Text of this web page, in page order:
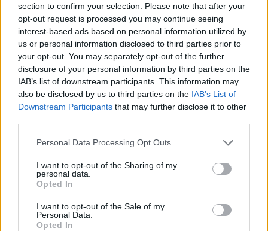
section to confirm your selection. Please note that after your
opt-out request is processed you may continue seeing
interest-based ads based on personal information utilized by
us or personal information disclosed to third parties prior to
your opt-out. You may separately opt-out of the further
disclosure of your personal information by third parties on the
IAB’s list of downstream participants. This information may
also be disclosed by us to third parties on the IAB’s List of
Downstream Participants that may further disclose it to other
Please note that this website/app uses one or more Google
not limited to your visit or usage behaviour. You may click to
grant or deny consent to Google and its third-party tags to
use your data for below specified purposes in below Google
consent section.
Personal Data Processing Opt Outs
I want to opt-out of the Sharing of my
personal data.
Opted In
I want to opt-out of the Sale of my
Personal Data.
Opted In
Ακούστε ο ένας τον άλλον
Η καλή επικοινωνία δεν ξεκινά και τελειώνει με το
πόσο καλά εκφράζετε τα συναισθήματά σας στον
σύντροφό σας. Πηγαίνει πέρα από αυτό. Θεωρείτε
τον εαυτό σας καλό ακροατή; Εάν όχι, έχετε ακόμα
να σας πει. Δώστε του χρόνο να μιλήσει και
ακούστε τον προσεκτικά ώστε να κατανοήσετε τον
τρόπο που εκφράζεται. Εάν δεν γνωρίζετε τι θέλει ο
σύντροφός σας, το οποίο πιθανότατα προέρχεται